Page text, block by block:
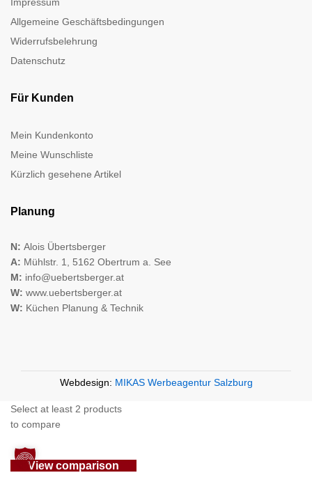
Allgemeine Geschäftsbedingungen
Widerrufsbelehrung
Datenschutz
Für Kunden
Mein Kundenkonto
Meine Wunschliste
Kürzlich gesehene Artikel
Planung
N: Alois Übertsberger
A: Mühlstr. 1, 5162 Obertrum a. See
M: info@uebertsberger.at
W: www.uebertsberger.at
W: Küchen Planung & Technik
Webdesign: MIKAS Werbeagentur Salzburg
Select at least 2 products
to compare
View comparison